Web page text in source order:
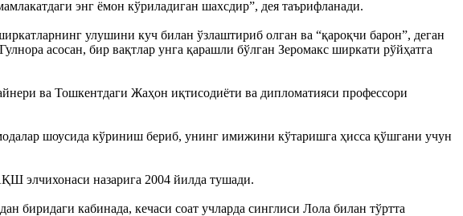
энг ёмон кўриладиган шахсдир”, дея таърифланади.
улушини куч билан ўзлаштириб олган ва “қароқчи барон”, деган
асосан, бир вақтлар унга қарашли бўлган Зеромакс ширкати рўйҳатга
ва Тошкентдаги Жаҳон иқтисодиёти ва дипломатияси профессори
шоусида кўриниш бериб, унинг имижини кўтаришга ҳисса қўшгани учун
элчихонаси назарига 2004 йилда тушади.
биридаги кабинада, кечаси соат учларда синглиси Лола билан тўртта